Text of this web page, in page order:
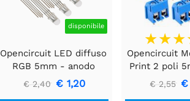
disponibile
Opencircuit LED diffuso
RGB 5mm - anodo
comune - 10 pezzi
€ 2,40 € 1,20
Opencircuit
Print 2 poli
10
€ 2,55 €